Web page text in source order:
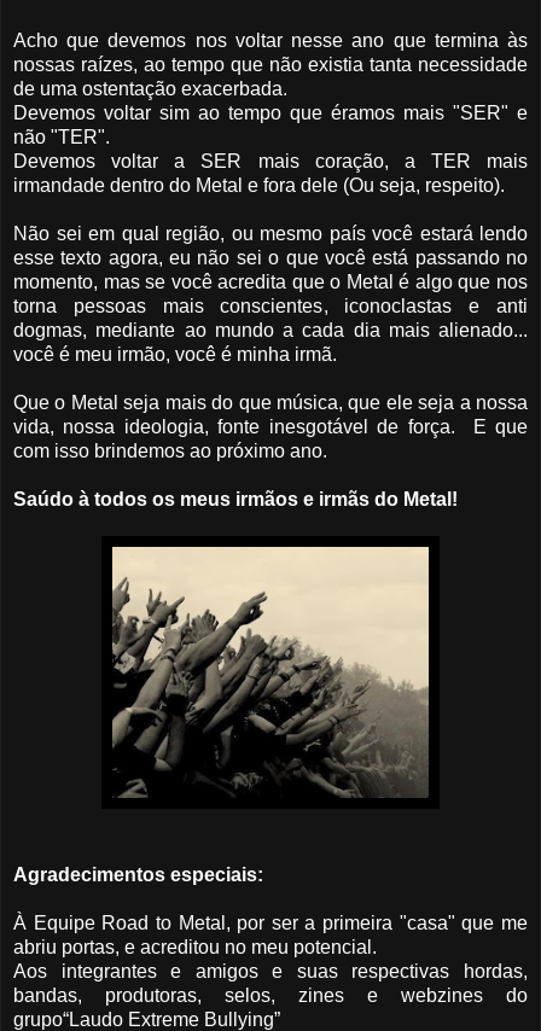
Acho que devemos nos voltar nesse ano que termina às
nossas raízes, ao tempo que não existia tanta necessidade
de uma ostentação exacerbada.
Devemos voltar sim ao tempo que éramos mais "SER" e
não "TER".
Devemos voltar a SER mais coração, a TER mais
irmandade dentro do Metal e fora dele (Ou seja, respeito).
Não sei em qual região, ou mesmo país você estará lendo
esse texto agora, eu não sei o que você está passando no
momento, mas se você acredita que o Metal é algo que nos
torna pessoas mais conscientes, iconoclastas e anti
dogmas, mediante ao mundo a cada dia mais alienado...
você é meu irmão, você é minha irmã.
Que o Metal seja mais do que música, que ele seja a nossa
vida, nossa ideologia, fonte inesgotável de força. E que
com isso brindemos ao próximo ano.
Saúdo à todos os meus irmãos e irmãs do Metal!
Agradecimentos especiais:
À Equipe Road to Metal, por ser a primeira "casa" que me
abriu portas, e acreditou no meu potencial.
Aos integrantes e amigos e suas respectivas hordas,
bandas, produtoras, selos, zines e webzines do
grupo“Laudo Extreme Bullying”